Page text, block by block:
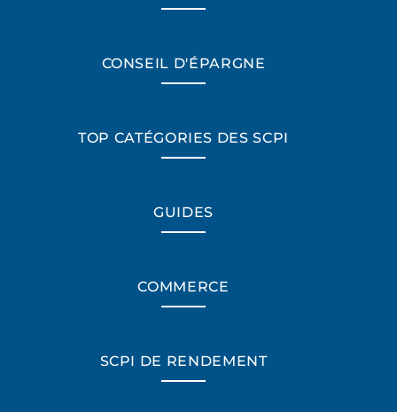
CONSEIL D'ÉPARGNE
TOP CATÉGORIES DES SCPI
GUIDES
COMMERCE
SCPI DE RENDEMENT